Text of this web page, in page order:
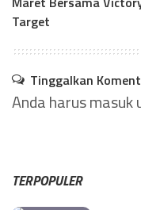
Target
Tinggalkan
Anda harusmasuk
TERPOPULER